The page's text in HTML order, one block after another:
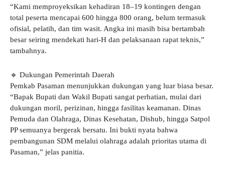
“Kami memproyeksikan kehadiran 18–19 kontingen dengan
total peserta mencapai 600 hingga 800 orang, belum termasuk
ofisial, pelatih, dan tim wasit. Angka ini masih bisa bertambah
besar seiring mendekati hari-H dan pelaksanaan rapat teknis,”
tambahnya.
🔹 Dukungan Pemerintah Daerah
Pemkab Pasaman menunjukkan dukungan yang luar biasa besar.
“Bapak Bupati dan Wakil Bupati sangat perhatian, mulai dari
dukungan moril, perizinan, hingga fasilitas keamanan. Dinas
Pemuda dan Olahraga, Dinas Kesehatan, Dishub, hingga Satpol
PP semuanya bergerak bersatu. Ini bukti nyata bahwa
pembangunan SDM melalui olahraga adalah prioritas utama di
Pasaman,” jelas panitia.